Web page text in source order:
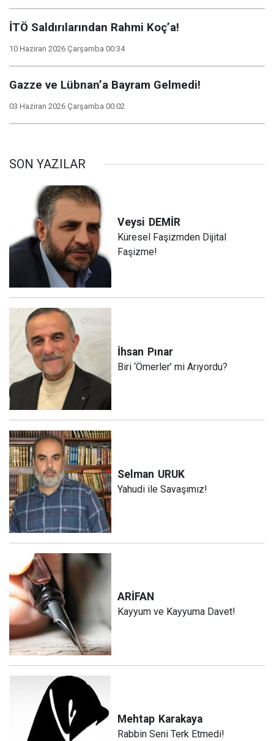
İTÖ Saldırılarından Rahmi Koç’a!
10 Haziran 2026 Çarşamba 00:34
Gazze ve Lübnan’a Bayram Gelmedi!
03 Haziran 2026 Çarşamba 00:02
SON YAZILAR
Veysi DEMİR
Küresel Faşizmden Dijital
Faşizme!
İhsan Pınar
Biri ‘Ömerler’ mi Arıyordu?
Selman URUK
Yahudi ile Savaşımız!
ARİFAN
Kayyum ve Kayyuma Davet!
Mehtap Karakaya
Rabbin Seni Terk Etmedi!